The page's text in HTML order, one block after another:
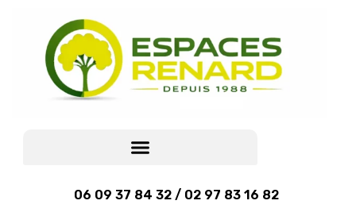
06 09 37 84 32 / 02 97 83 16 82